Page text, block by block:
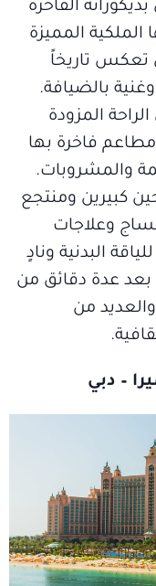
بديكوراته الفاخرة
الملكية المميزة
تعكس تاريخاً
بالضيافة.
المزودة
فاخرة بها
والمشروبات.
كبيرين ومنتجع
وعلاجات
البدنية ونادٍ
بعد عدة دقائق من
من
– دبي